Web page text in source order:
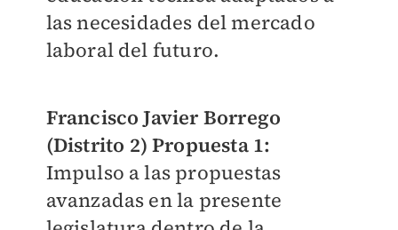
las necesidades del mercado
laboral del futuro.
Francisco Javier Borrego
(Distrito 2) Propuesta 1:
Impulso a las propuestas
avanzadas en la presente